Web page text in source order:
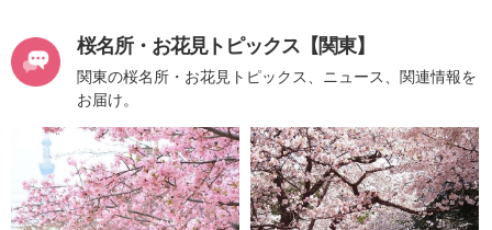
桜名所・お花見トピックス【関東】
関東の桜名所・お花見トピックス、ニュース、関連情報を
お届け。